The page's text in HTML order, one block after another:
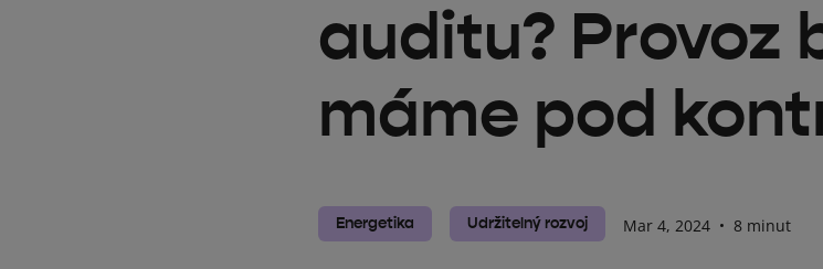
auditu? Provoz
máme pod
Energetika Udržitelný rozvoj Mar 4, 2024 • 8 minut